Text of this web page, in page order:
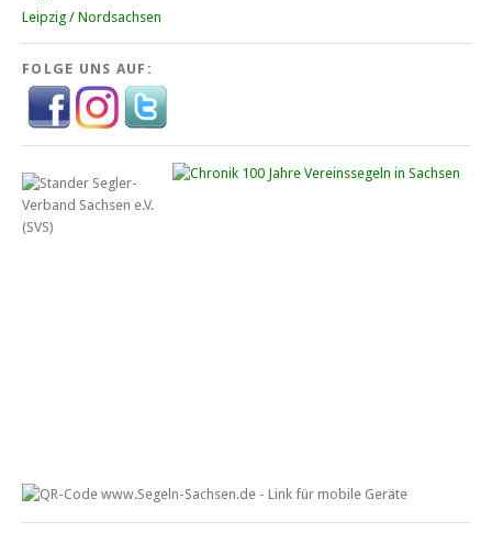
Leipzig / Nordsachsen
FOLGE UNS AUF: